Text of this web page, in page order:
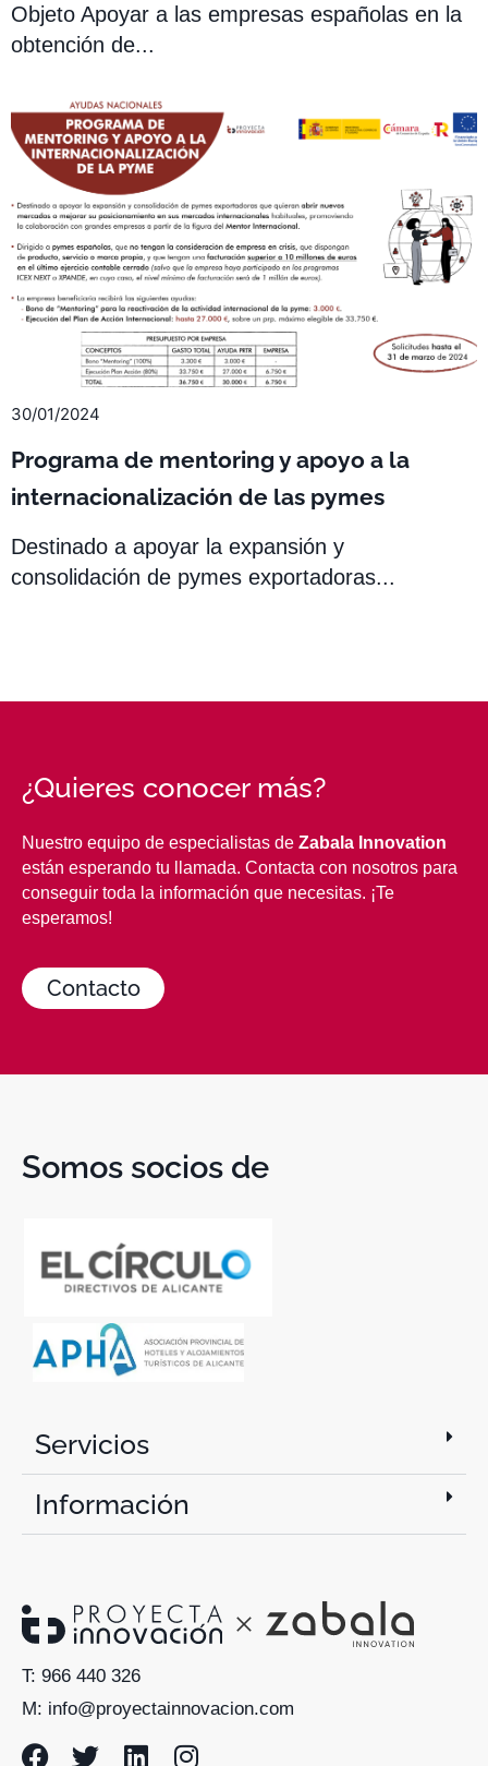
Objeto Apoyar a las empresas españolas en la
obtención de...
30/01/2024
Programa de mentoring y apoyo a la
internacionalización de las pymes
Destinado a apoyar la expansión y
consolidación de pymes exportadoras...
¿Quieres conocer más?
Nuestro equipo de especialistas de Zabala Innovation
están esperando tu llamada. Contacta con nosotros para
conseguir toda la información que necesitas. ¡Te
esperamos!
Contacto
Somos socios de
Servicios
Información
T: 966 440 326
M: info@proyectainnovacion.com